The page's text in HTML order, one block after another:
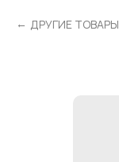
ДРУГИЕ ТОВАРЫ